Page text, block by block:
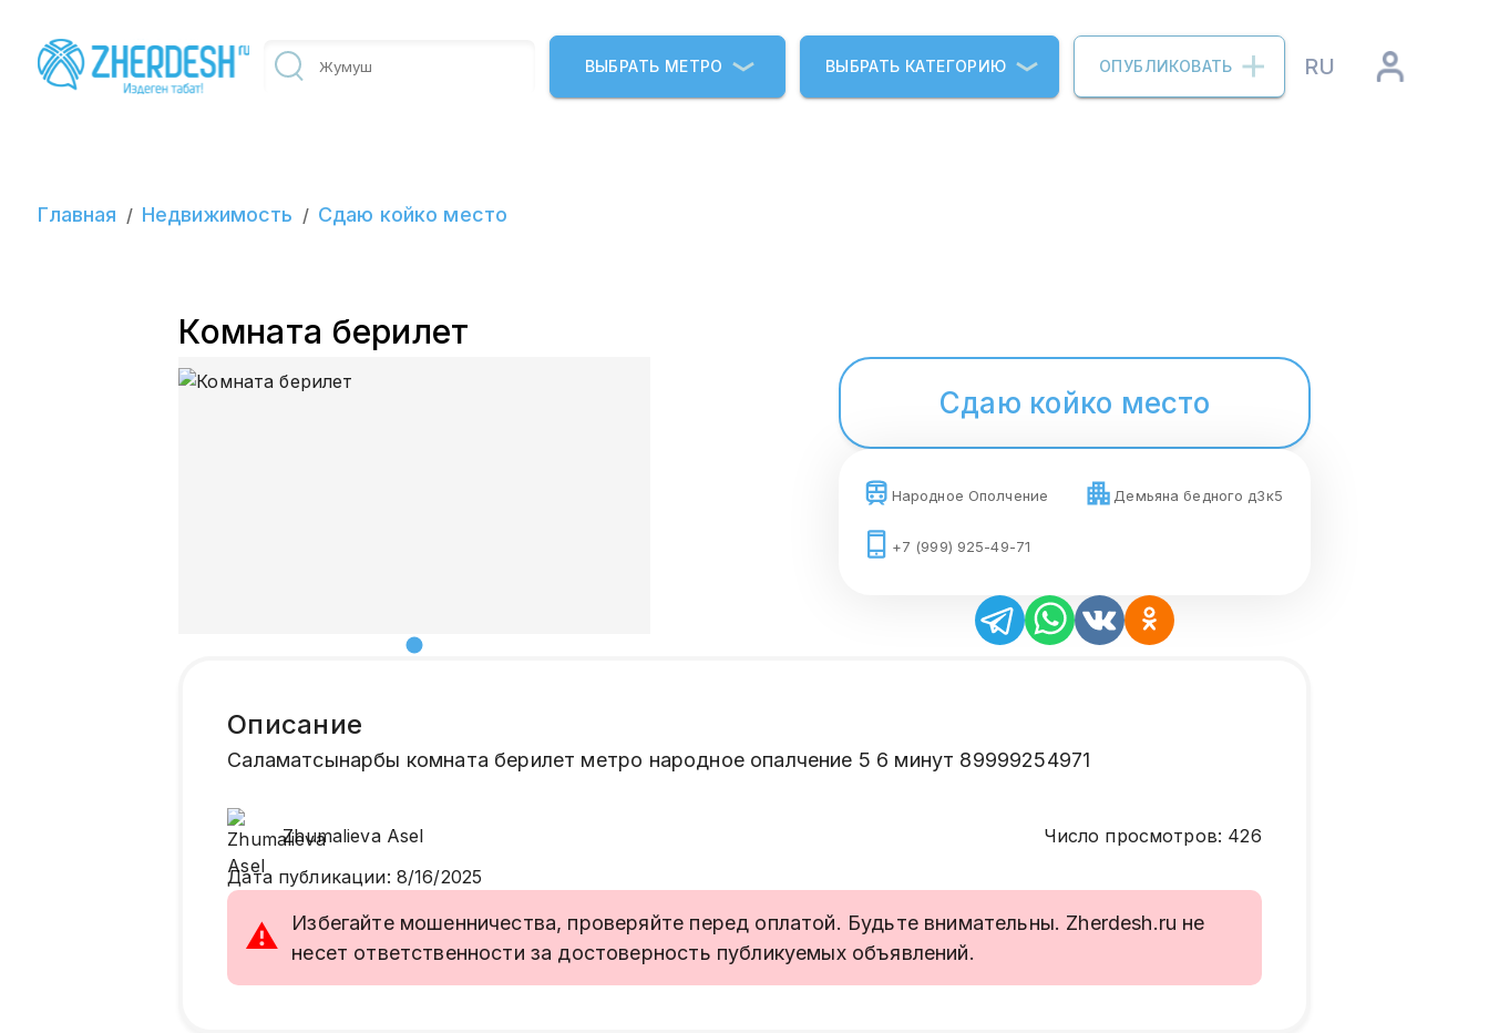
ВЫБРАТЬ МЕТРО ВЫБРАТЬ КАТЕГОРИЮ ОПУБЛИКОВАТЬ RU
Главная / Недвижимость / Сдаю койко место
Комната берилет
Сдаю койко место
Народное Ополчение Демьяна бедного д3к5
+7 (999) 925-49-71
Описание
Саламатсынарбы комната берилет метро народное опалчение 5 6 минут 89999254971
Zhumalieva Asel Число просмотров: 426
Дата публикации: 8/16/2025
⚠
Избегайте мошенничества, проверяйте перед оплатой. Будьте внимательны. Zherdesh.ru не
несет ответственности за достоверность публикуемых объявлений.